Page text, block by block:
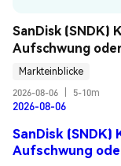
SanDisk (SNDK)
Aufschwung
Markteinblicke
2026-08-06
5-10m
2026-08-06
SanDisk (SNDK)
Aufschwung